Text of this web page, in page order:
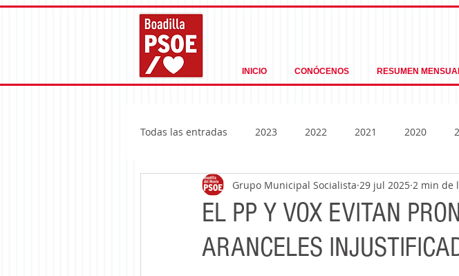
INICIO CONÓCENOS RESUMEN
Todas las entradas 2023 2022 2021 2020
EL PP Y VOX EVITAN
ARANCELES
Grupo Municipal Socialista 29 jul 2025 2 min de